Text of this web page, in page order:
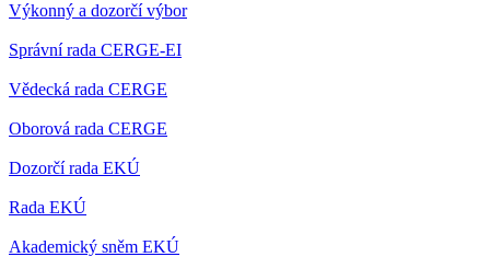
Výkonný a dozorčí výbor
Správní rada CERGE-EI
Vědecká rada CERGE
Oborová rada CERGE
Dozorčí rada EKÚ
Rada EKÚ
Akademický sněm EKÚ